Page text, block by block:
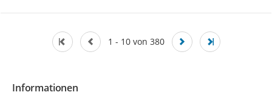
1 - 10 von 380
Informationen